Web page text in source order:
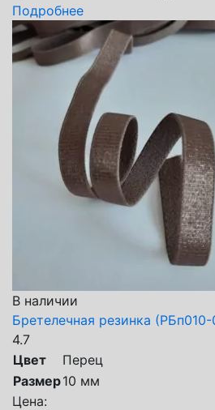
Подробнее
В наличии
Бретелечная резинка (РБп010-
4.7
Цвет
Перец
Размер10 мм
Цена: